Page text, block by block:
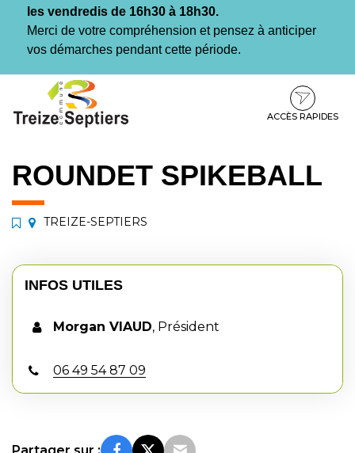
les vendredis de 16h30 à 18h30.
Merci de votre compréhension et pensez à anticiper
vos démarches pendant cette période.
contenu
pied
ACCÈS RAPIDES
ROUNDET SPIKEBALL
TREIZE-SEPTIERS
INFOS UTILES
Morgan VIAUD, Président
06 49 54 87 09